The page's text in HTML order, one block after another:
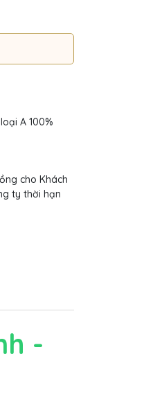
A 100%
cho Khách
ty thời hạn
-